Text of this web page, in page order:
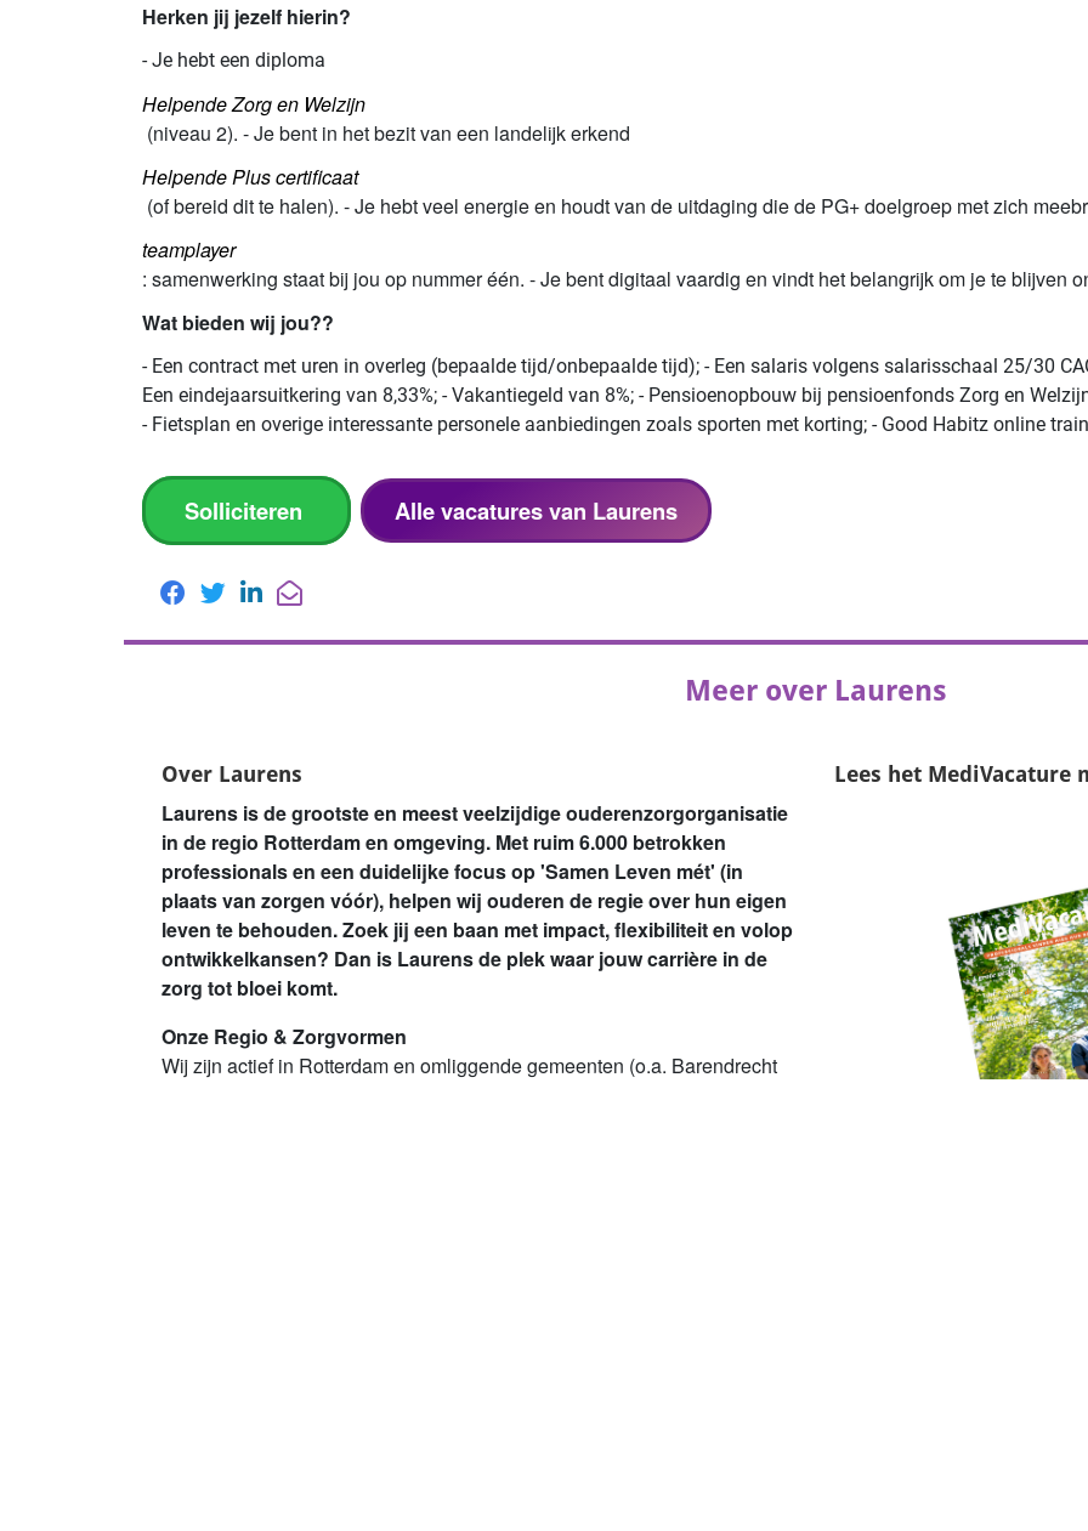
Herken jij jezelf hierin?
- Je hebt een diploma
Helpende Zorg en Welzijn
(niveau 2). - Je bent in het bezit van een landelijk erkend
Helpende Plus certificaat
(of bereid dit te halen). - Je hebt veel energie en houdt van de uitdaging die de PG+ doelgroep met zich
teamplayer
: samenwerking staat bij jou op nummer één. - Je bent digitaal vaardig en vindt het belangrijk om je te blijven
Wat bieden wij jou??
- Een contract met uren in overleg (bepaalde tijd/onbepaalde tijd); - Een salaris volgens salarisschaal 25/30
Een eindejaarsuitkering van 8,33%; - Vakantiegeld van 8%; - Pensioenopbouw bij pensioenfonds Zorg en
- Fietsplan en overige interessante personele aanbiedingen zoals sporten met korting; - Good Habitz online
Solliciteren Alle vacatures van Laurens
Meer over Laurens
Over Laurens
Laurens is de grootste en meest veelzijdige ouderenzorgorganisatie
in de regio Rotterdam en omgeving. Met ruim 6.000 betrokken
professionals en een duidelijke focus op 'Samen Leven mét' (in
plaats van zorgen vóór), helpen wij ouderen de regie over hun eigen
leven te behouden. Zoek jij een baan met impact, flexibiliteit en volop
ontwikkelkansen? Dan is Laurens de plek waar jouw carrière in de
zorg tot bloei komt.
Onze Regio & Zorgvormen
Wij zijn actief in Rotterdam en omliggende gemeenten (o.a. Barendrecht
Lees het MediVacature